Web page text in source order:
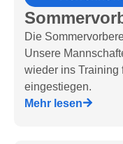
Die
Unsere
wieder ins Training
eingestiegen.
Mehr lesen